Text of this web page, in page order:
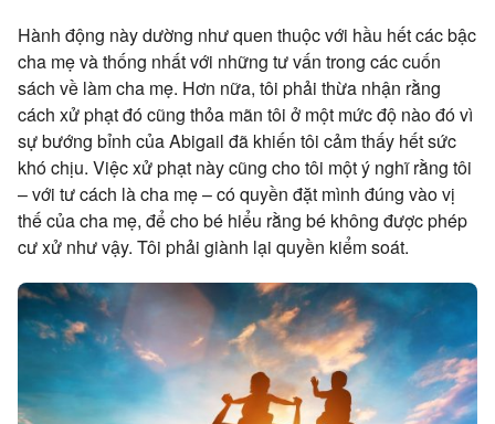
Hành động này dường như quen thuộc với hầu hết các bậc
cha mẹ và thống nhất với những tư vấn trong các cuốn
sách về làm cha mẹ. Hơn nữa, tôi phải thừa nhận rằng
cách xử phạt đó cũng thỏa mãn tôi ở một mức độ nào đó vì
sự bướng bỉnh của Abigail đã khiến tôi cảm thấy hết sức
khó chịu. Việc xử phạt này cũng cho tôi một ý nghĩ rằng tôi
– với tư cách là cha mẹ – có quyền đặt mình đúng vào vị
thế của cha mẹ, để cho bé hiểu rằng bé không được phép
cư xử như vậy. Tôi phải giành lại quyền kiểm soát.